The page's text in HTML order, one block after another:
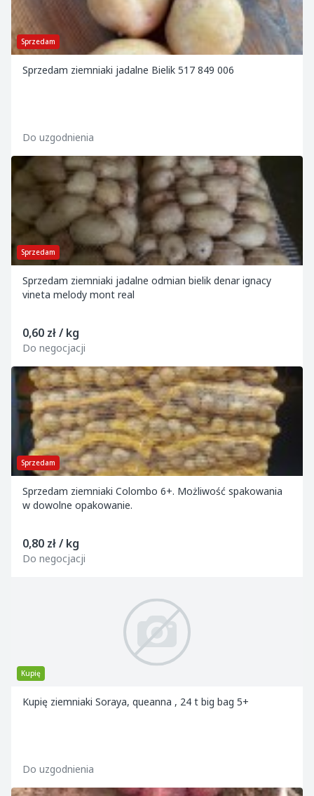
Sprzedam
Sprzedam ziemniaki jadalne Bielik 517 849 006
Do uzgodnienia
Sprzedam
Sprzedam ziemniaki jadalne odmian bielik denar ignacy
vineta melody mont real
0,60 zł / kg
Do negocjacji
Sprzedam
Sprzedam ziemniaki Colombo 6+. Możliwość spakowania
w dowolne opakowanie.
0,80 zł / kg
Do negocjacji
Kupię
Kupię ziemniaki Soraya, queanna , 24 t big bag 5+
Do uzgodnienia